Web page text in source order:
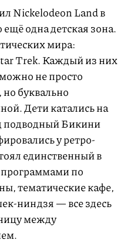
Nickelodeon Land в
одна детская зона.
мира:
Trek. Каждый из них
не просто
буквально
Дети катались на
подводный Бикини
у ретро-
единственный в
по
тематические кафе,
ниндзя — все здесь
между